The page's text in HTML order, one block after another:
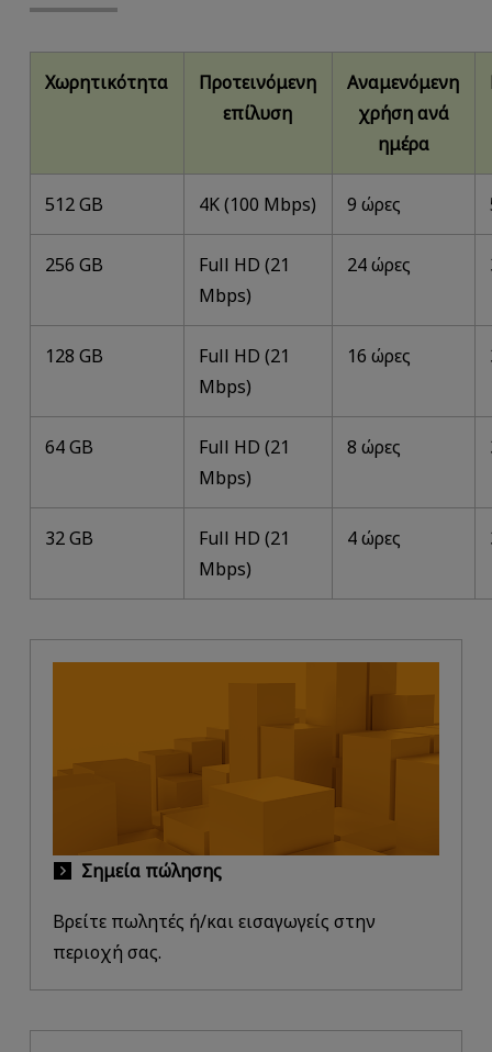
Χωρητικότητα
Προτεινόμενη
επίλυση
Αναμενόμενη
χρήση ανά
ημέρα
512 GB 4K (100 Mbps) 9 ώρες
256 GB
Full HD (21
Mbps)
24 ώρες
128 GB
Full HD (21
Mbps)
16 ώρες
64 GB
Full HD (21
Mbps)
8 ώρες
32 GB
Full HD (21
Mbps)
4 ώρες
Σημεία πώλησης
Βρείτε πωλητές ή/και εισαγωγείς στην
περιοχή σας.